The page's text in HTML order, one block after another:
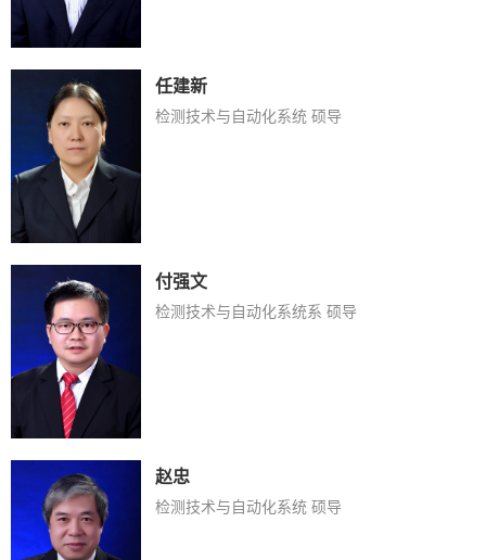
任建新
检测技术与自动化系统 硕导
付强文
检测技术与自动化系统系 硕导
赵忠
检测技术与自动化系统 硕导